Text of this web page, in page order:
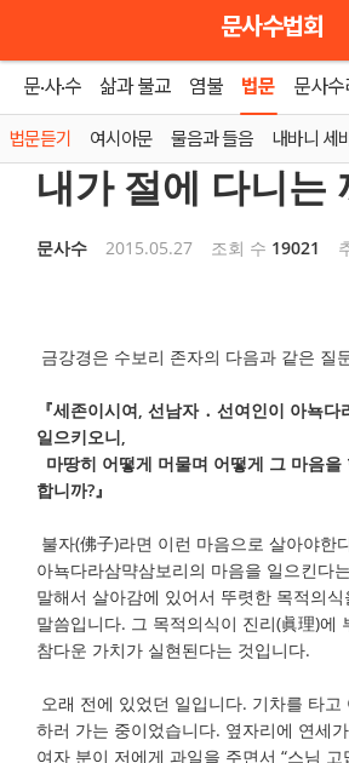
메뉴 건너뛰기
문사수법회
문·사·수 삶과 불교 염불 법문 문사수
법문듣기 여시아문 물음과 들음 내바니 세
내가 절에 다니는
문사수 2015.05.27 조회 수 19021
금강경은 수보리 존자의 다음과 같은 질
『세존이시여, 선남자 ․ 선여인이 아뇩
일으키오니,
마땅히 어떻게 머물며 어떻게 그 마음을
합니까?』
불자(佛子)라면 이런 마음으로 살아야한
아뇩다라삼먁삼보리의 마음을 일으킨다
말해서 살아감에 있어서 뚜렷한 목적의
말씀입니다. 그 목적의식이 진리(眞理)에
참다운 가치가 실현된다는 것입니다.
오래 전에 있었던 일입니다. 기차를 타고
하러 가는 중이었습니다. 옆자리에 연세
여자 분이 저에게 과일을 주면서 “스님 고